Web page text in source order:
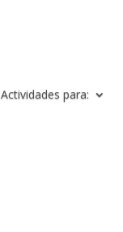
Actividades para: